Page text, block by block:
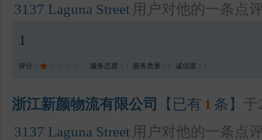
3137 Laguna Street 用户对他的一条点
1
评分： 服务态度： 1 服务质量： 1 诚信度： 1
浙江新颜物流有限公司 【已有 1 条】 于
3137 Laguna Street 用户对他的一条点